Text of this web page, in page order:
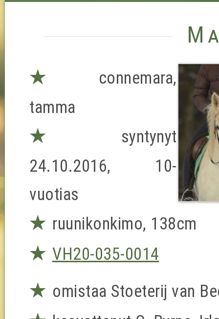
★
connemara,
tamma
★
syntynyt
24.10.2016, 10-
vuotias
★ ruunikonkimo, 138cm
★ VH20-035-0014
★ omistaa Stoeterij van